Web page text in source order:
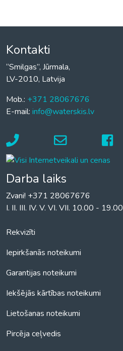
Kontakti
“Smilgas”, Jūrmala,
LV-2010, Latvija
Mob.: +371 28067676
E-mail: info@waterskis.lv
Darba laiks
Zvani! +371 28067676
I. II. III. IV. V. VI. VII. 10.00 - 19.00
Rekvizīti
Iepirkšanās noteikumi
Garantijas noteikumi
Iekšējās kārtības noteikumi
Lietošanas noteikumi
Pircēja ceļvedis